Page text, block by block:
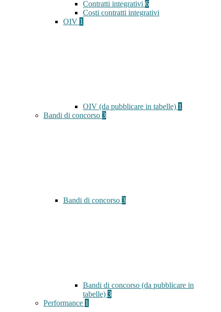
Contratti integrativi 6
Costi contratti integrativi
OIV 1
OIV (da pubblicare in tabelle) 1
Bandi di concorso 3
Bandi di concorso 3
Bandi di concorso (da pubblicare in
tabelle) 3
Performance 1